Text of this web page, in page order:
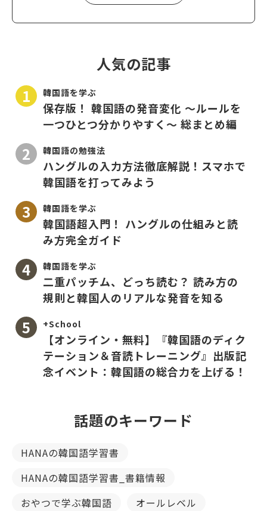
人気の記事
韓国語を学ぶ
保存版！ 韓国語の発音変化 〜ルールを
一つひとつ分かりやすく〜 総まとめ編
韓国語の勉強法
ハングルの入力方法徹底解説！スマホで
韓国語を打ってみよう
韓国語を学ぶ
韓国語超入門！ ハングルの仕組みと読
み方完全ガイド
韓国語を学ぶ
二重パッチム、どっち読む？ 読み方の
規則と韓国人のリアルな発音を知る
+School
【オンライン・無料】『韓国語のディク
テーション＆音読トレーニング』出版記
念イベント：韓国語の総合力を上げる！
話題のキーワード
HANAの韓国語学習書
HANAの韓国語学習書_書籍情報
おやつで学ぶ韓国語
オールレベル